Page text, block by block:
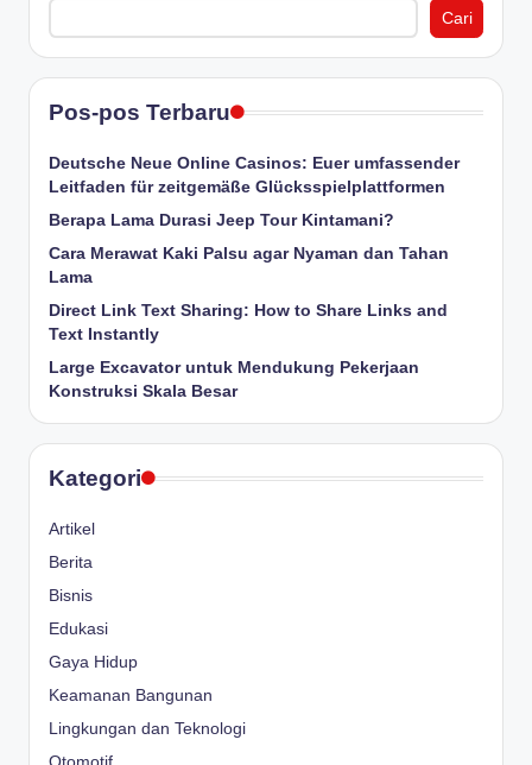
Cari
Pos-pos Terbaru
Deutsche Neue Online Casinos: Euer umfassender
Leitfaden für zeitgemäße Glücksspielplattformen
Berapa Lama Durasi Jeep Tour Kintamani?
Cara Merawat Kaki Palsu agar Nyaman dan Tahan
Lama
Direct Link Text Sharing: How to Share Links and
Text Instantly
Large Excavator untuk Mendukung Pekerjaan
Konstruksi Skala Besar
Kategori
Artikel
Berita
Bisnis
Edukasi
Gaya Hidup
Keamanan Bangunan
Lingkungan dan Teknologi